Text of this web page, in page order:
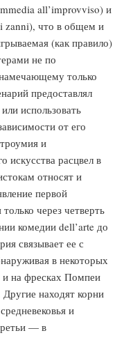
all’improvviso) и
zanni), что в общем и
(как правило)
не по
только
предоставлял
использовать
от его
и
искусства расцвел в
относят и
первой
через четверть
комедии dell’arte до
связывает ее с
в некоторых
и на фресках Помпеи
находят корни
и
— в